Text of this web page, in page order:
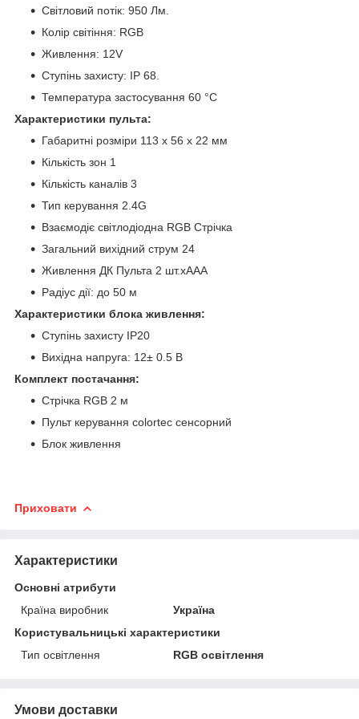
Світловий потік: 950 Лм.
Колір світіння: RGB
Живлення: 12V
Ступінь захисту: IP 68.
Температура застосування 60 °C
Характеристики пульта:
Габаритні розміри 113 х 56 х 22 мм
Кількість зон 1
Кількість каналів 3
Тип керування 2.4G
Взаємодіє світлодіодна RGB Стрічка
Загальний вихідний струм 24
Живлення ДК Пульта 2 шт.хААА
Радіус дії: до 50 м
Характеристики блока живлення:
Ступінь захисту IP20
Вихідна напруга: 12± 0.5 В
Комплект постачання:
Стрічка RGB 2 м
Пульт керування colortec сенсорний
Блок живлення
Приховати
Характеристики
Основні атрибути
Країна виробник
Україна
Користувальницькі характеристики
Тип освітлення
RGB освітлення
Умови доставки